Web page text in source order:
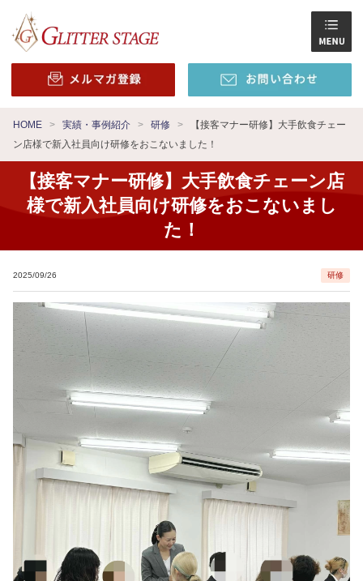
HOME 実績・事例紹介 研修
【接客マナー研修】大手飲食チェー
ン店様で新入社員向け研修をおこないました！
【接客マナー研修】大手飲食チェーン店
様で新入社員向け研修をおこないまし
た！
2025/09/26 研修